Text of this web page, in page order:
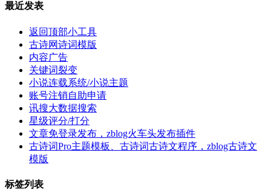
最近发表
返回顶部小工具
古诗网诗词模版
内容广告
关键词裂变
小说连载系统/小说主题
账号注销自助申请
讯搜大数据搜索
星级评分/打分
文章免登录发布，zblog火车头发布插件
古诗词Pro主题模板、古诗词古诗文程序，zblog古诗文
模版
标签列表